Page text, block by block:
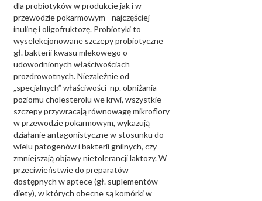
dla probiotyków w produkcie jak i w
przewodzie pokarmowym - najczęściej
inulinę i oligofruktozę. Probiotyki to
wyselekcjonowane szczepy probiotyczne
gł. bakterii kwasu mlekowego o
udowodnionych właściwościach
prozdrowotnych. Niezależnie od
„specjalnych” właściwości np. obniżania
poziomu cholesterolu we krwi, wszystkie
szczepy przywracają równowagę mikroflory
w przewodzie pokarmowym, wykazują
działanie antagonistyczne w stosunku do
wielu patogenów i bakterii gnilnych, czy
zmniejszają objawy nietolerancji laktozy. W
przeciwieństwie do preparatów
dostępnych w aptece (gł. suplementów
diety), w których obecne są komórki w